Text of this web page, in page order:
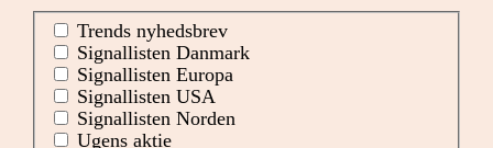
Trends nyhedsbrev
Signallisten Danmark
Signallisten Europa
Signallisten USA
Signallisten Norden
Ugens aktie